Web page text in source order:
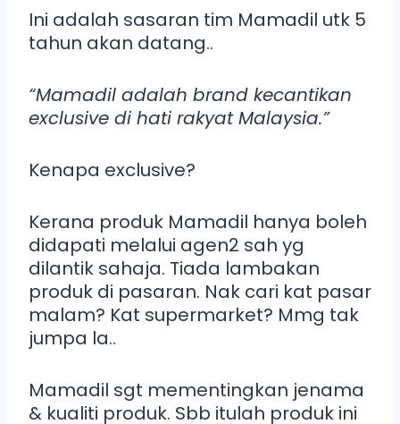
Ini adalah sasaran tim Mamadil utk 5
tahun akan datang..
“Mamadil adalah brand kecantikan
exclusive di hati rakyat Malaysia.”
Kenapa exclusive?
Kerana produk Mamadil hanya boleh
didapati melalui agen2 sah yg
dilantik sahaja. Tiada lambakan
produk di pasaran. Nak cari kat pasar
malam? Kat supermarket? Mmg tak
jumpa la..
Mamadil sgt mementingkan jenama
& kualiti produk. Sbb itulah produk ini